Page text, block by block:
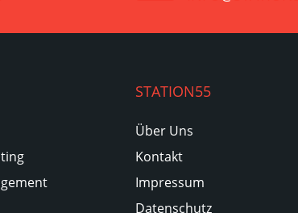
STATION55
Über Uns
Kontakt
Impressum
Datenschutz